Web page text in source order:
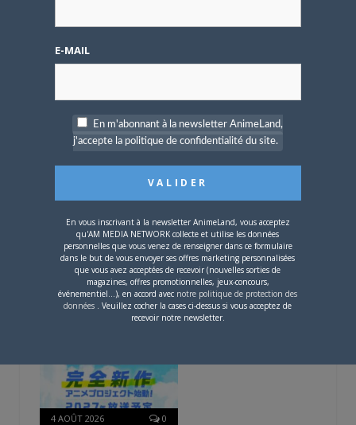
un rêve. Il ne me reste plus qu'à
partir tranquille.
ARTICLES LIÉS
5 AOÛT 2026 0
L’AnimeLand Hors-Série
– Spécial Posters est
disponible !
4 AOÛT 2026 0
E-MAIL
En m'abonnant à la newsletter AnimeLand,
j'accepte la politique de confidentialité du site.
En vous inscrivant à la newsletter AnimeLand, vous acceptez
qu'AM MEDIA NETWORK collecte et utilise les données
personnelles que vous venez de renseigner dans ce formulaire
dans le but de vous envoyer ses offres marketing personnalisées
que vous avez acceptées de recevoir (nouvelles sorties de
magazines, offres promotionnelles, jeux-concours,
événementiel...), en accord avec notre politique de protection des
données . Veuillez cocher la cases ci-dessus si vous acceptez de
recevoir notre newsletter.